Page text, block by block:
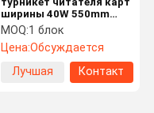
ширины 40W 550mm
стеклянный сползая
MOQ:1 блок
Цена:Обсуждается
Лучшая
Контакт